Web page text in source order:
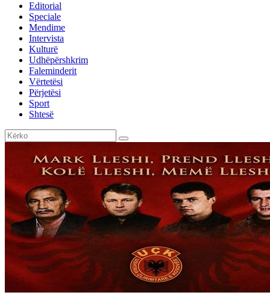
Editorial
Speciale
Mendime
Intervista
Kulturë
Udhëpërshkrim
Faleminderit
Vërtetësi
Përjetësi
Sport
Shtesë